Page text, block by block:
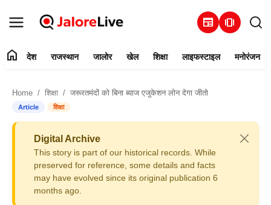
newspaper amp_stories
संपर्क करें
राजस्थान
home देश राजस्थान जालोर खेल शिक्षा लाइफस्टाइल मनोरंजन
Home शिक्षा जरूरतमंदों को बिना ब्याज एजुकेशन लोन देगा जीतो
Article शिक्षा
Digital Archive
This story is part of our historical records. While
preserved for reference, some details and facts
may have evolved since its original publication 6
months ago.